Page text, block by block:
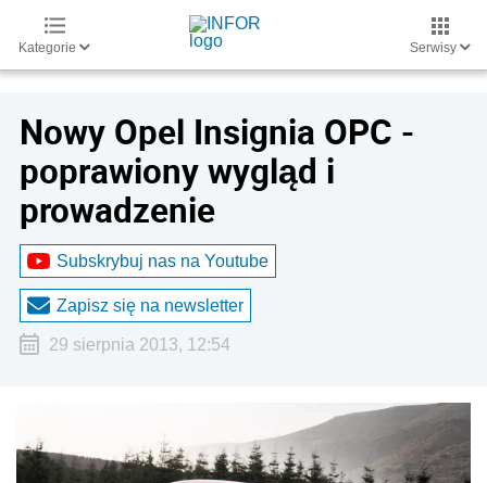
Kategorie Serwisy
Nowy Opel Insignia OPC -
poprawiony wygląd i
prowadzenie
Subskrybuj nas na Youtube
Zapisz się na newsletter
29 sierpnia 2013, 12:54